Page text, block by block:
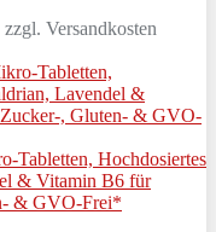
Versandkosten
Tabletten, Hochdosiertes
& Vitamin B6 für
& GVO-Frei*